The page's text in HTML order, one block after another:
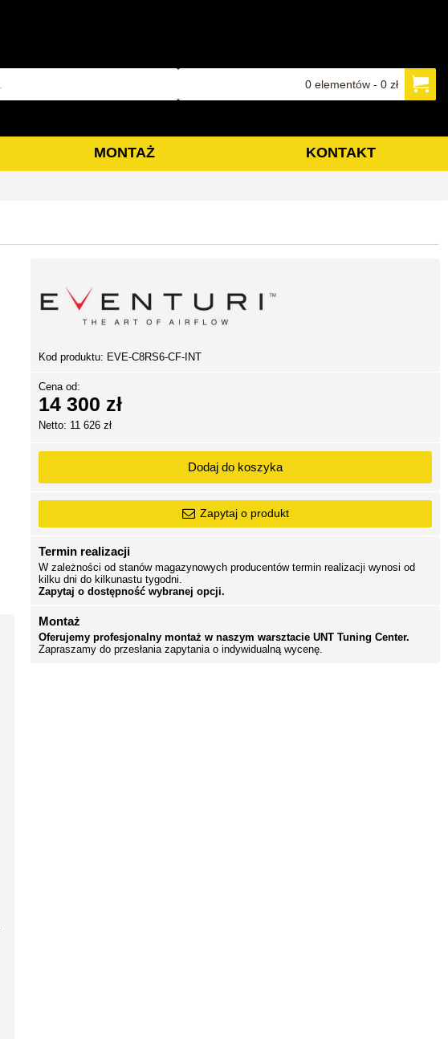
0 elementów - 0 zł
MONTAŻ KONTAKT
Kod produktu: EVE-C8RS6-CF-INT
Cena od:
14 300 zł
Netto: 11 626 zł
Dodaj do koszyka
Zapytaj o produkt
Termin realizacji
W zależności od stanów magazynowych producentów termin realizacji wynosi od
kilku dni do kilkunastu tygodni.
Zapytaj o dostępność wybranej opcji.
Montaż
Oferujemy profesjonalny montaż w naszym warsztacie UNT Tuning Center.
Zapraszamy do przesłania zapytania o indywidualną wycenę.